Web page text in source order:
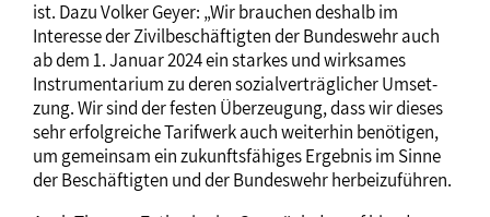
ist. Dazu Volker Geyer: „Wir brauchen deshalb im
Interesse der Zivilbeschäftigten der Bundeswehr auch
ab dem 1. Januar 2024 ein starkes und wirksames
Instrumentarium zu deren sozialverträglicher Umset­
zung. Wir sind der festen Überzeugung, dass wir dieses
sehr erfolgreiche Tarifwerk auch weiterhin benötigen,
um gemeinsam ein zukunftsfähiges Ergebnis im Sinne
der Beschäftigten und der Bundeswehr herbeizuführen.